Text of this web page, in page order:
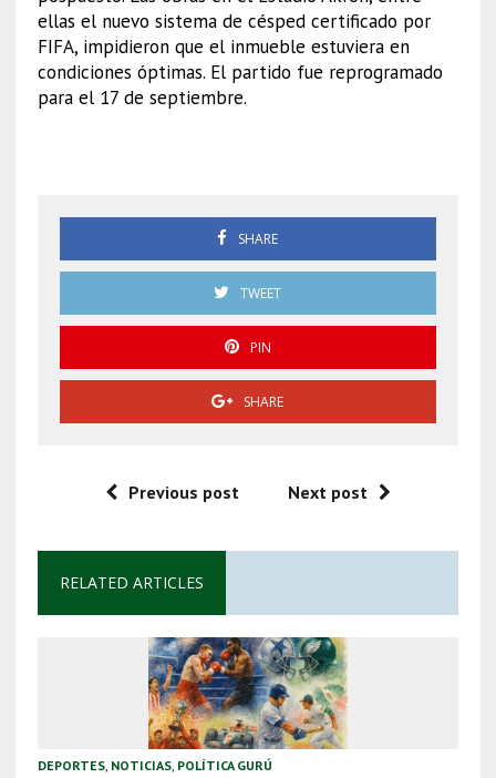
ellas el nuevo sistema de césped certificado por
FIFA, impidieron que el inmueble estuviera en
condiciones óptimas. El partido fue reprogramado
para el 17 de septiembre.
SHARE
TWEET
PIN
SHARE
Previous post Next post
RELATED ARTICLES
DEPORTES, NOTICIAS, POLÍTICA GURÚ